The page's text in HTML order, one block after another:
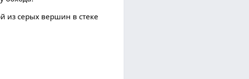
из серых вершин в стеке